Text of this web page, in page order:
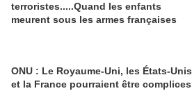
terroristes.....Quand les enfants
meurent sous les armes françaises
ONU : Le Royaume-Uni, les États-Unis
et la France pourraient être complices